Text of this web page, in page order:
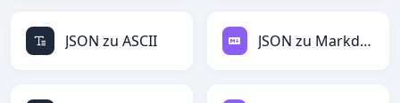
JSON zu ASCII JSON zu Markdown